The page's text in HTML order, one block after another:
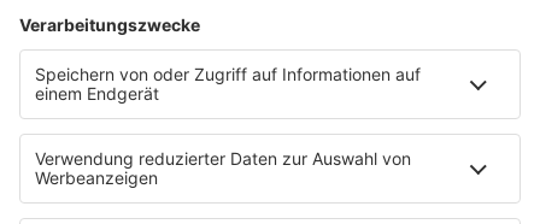
logistischer Belange im Warenwirtschafssystem,
Erstellung der Versandpapiere sowie der Import- und
Exportdokumente. Planung, Festlegung und
Überwachung von Versandterminen, Einholung von
Angeboten, Berechnung von Transportkosten,
Kommunikation mit Lieferanten im In- und Ausland,
Sicherstellung einer hohen Kundenzufriedenheit. Sie